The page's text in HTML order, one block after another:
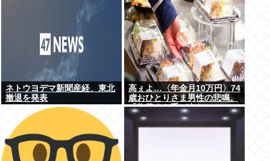
ネトウヨデマ新聞産経、東北
撤退を発表
高ぇよ…〈年金月10万円〉74
歳おひとりさま男性の悲鳴。
「惣菜すら手が出ない」